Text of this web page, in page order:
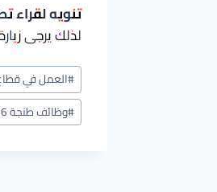
تنويه لقراء
لذلك يرجى
وسوم
المقال:
#العمل في
#وظائف طنجة 2026